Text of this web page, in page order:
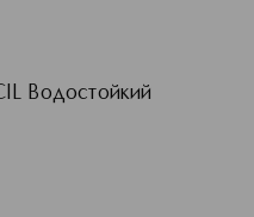
Водостойкий